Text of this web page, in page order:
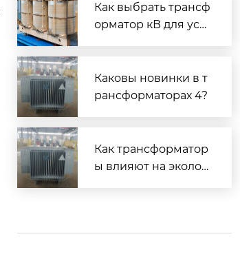
Как выбрать трансф
орматор кВ для уст
Каковы новинки в т
рансформаторах 4?
Как трансформатор
ы влияют на эколог